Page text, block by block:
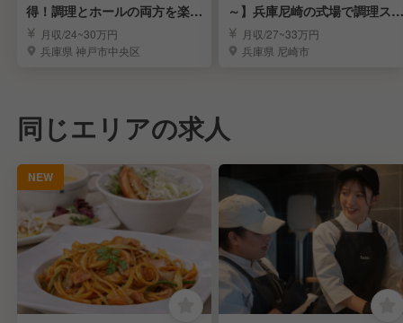
得！調理とホールの両方を楽し
める仕事
月収/24~30万円
兵庫県 神戸市中央区
～】兵庫尼崎の式場で調理スタ
ッフ募集！
月収/27~33万円
兵庫県 尼崎市
同じエリアの求人
NEW